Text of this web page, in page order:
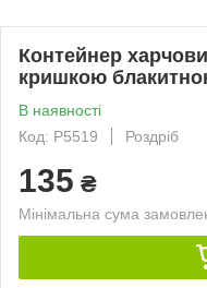
Контейнер
кришкою
В наявності
Код: P5519
Роздріб
135 ₴
Мінімальна сума